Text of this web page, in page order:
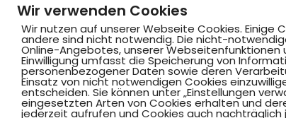
Wir verwenden Cookies
Wir nutzen auf unserer Webseite Cookies. Einige
andere sind nicht notwendig. Die nicht-
Online-Angebotes, unserer
Einwilligung umfasst die Speicherung von
personenbezogener Daten sowie deren
Einsatz von nicht notwendigen Cookies
entscheiden. Sie können unter „Einstellungen
eingesetzten Arten von Cookies erhalten und
jederzeit aufrufen und Cookies auch